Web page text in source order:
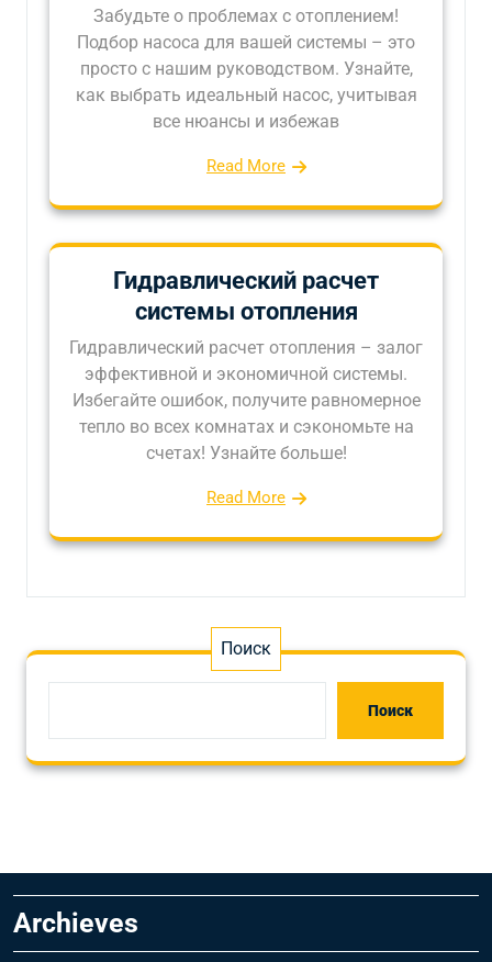
Забудьте о проблемах с отоплением!
Подбор насоса для вашей системы – это
просто с нашим руководством. Узнайте,
как выбрать идеальный насос, учитывая
все нюансы и избежав
Read More
Гидравлический расчет
системы отопления
Гидравлический расчет отопления – залог
эффективной и экономичной системы.
Избегайте ошибок, получите равномерное
тепло во всех комнатах и сэкономьте на
счетах! Узнайте больше!
Read More
Поиск
Поиск
Archieves